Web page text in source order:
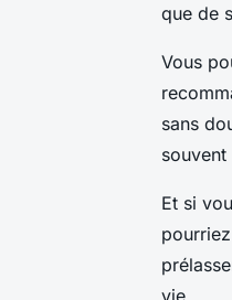
que de
Vous
sans
Et si
vie.